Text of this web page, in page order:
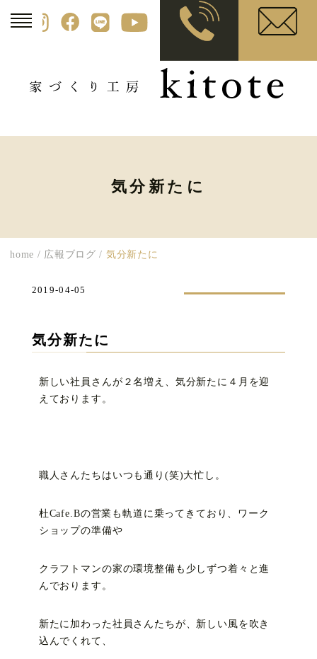
気分新たに
home / 広報ブログ / 気分新たに
気分新たに
2019-04-05
新しい社員さんが２名増え、気分新たに４月を迎
えております。
職人さんたちはいつも通り(笑)大忙し。
杜Cafe.Bの営業も軌道に乗ってきており、ワーク
ショップの準備や
クラフトマンの家の環境整備も少しずつ着々と進
んでおります。
新たに加わった社員さんたちが、新しい風を吹き
込んでくれて、